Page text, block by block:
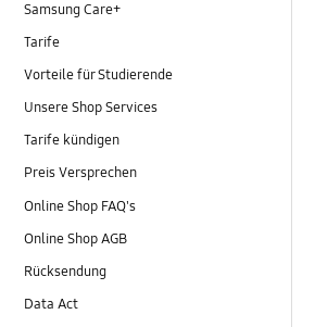
Samsung Care+
Tarife
Vorteile für Studierende
Unsere Shop Services
Tarife kündigen
Preis Versprechen
Online Shop FAQ's
Online Shop AGB
Rücksendung
Data Act